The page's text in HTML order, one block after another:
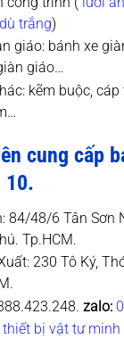
trắng)
giáo: bánh xe
giáo…
kẽm buộc,
cung cấp
10.
84/48/6 Tân Sơn
Tp.HCM.
230 Tô Ký,
zalo:
thiết bị vật tư minh